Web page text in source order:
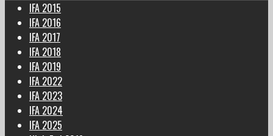
IFA 2015
IFA 2016
IFA 2017
IFA 2018
IFA 2019
IFA 2022
IFA 2023
IFA 2024
IFA 2025